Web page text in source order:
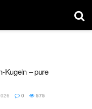
Kugeln – pure
0 575